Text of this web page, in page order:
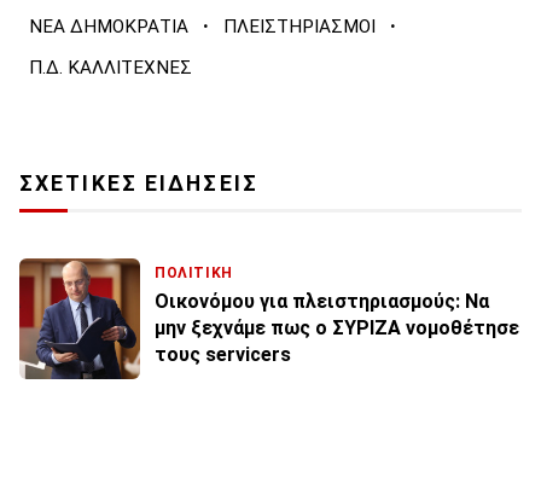
ΝΕΑ ΔΗΜΟΚΡΑΤΙΑ · ΠΛΕΙΣΤΗΡΙΑΣΜΟΙ ·
Π.Δ. ΚΑΛΛΙΤΕΧΝΕΣ
ΣΧΕΤΙΚΕΣ ΕΙΔΗΣΕΙΣ
ΠΟΛΙΤΙΚΗ
Οικονόμου για πλειστηριασμούς: Να
μην ξεχνάμε πως ο ΣΥΡΙΖΑ νομοθέτησε
τους servicers